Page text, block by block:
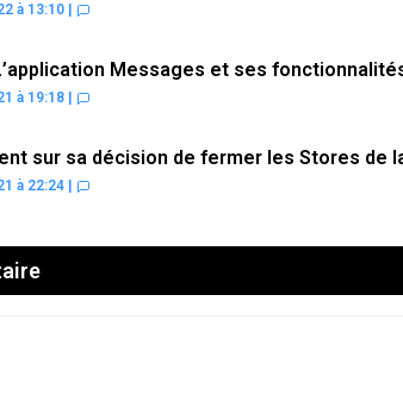
à 13:10
Messages et ses
à 19:18
sur sa décision de fermer les Stores de
à 22:24